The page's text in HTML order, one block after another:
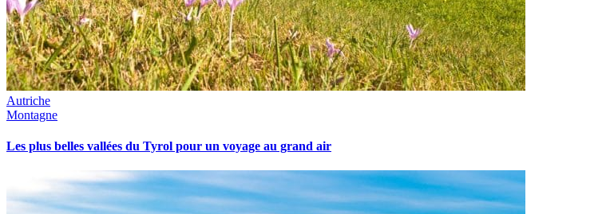
Autriche
Montagne
Les plus belles vallées du Tyrol pour un voyage au grand air